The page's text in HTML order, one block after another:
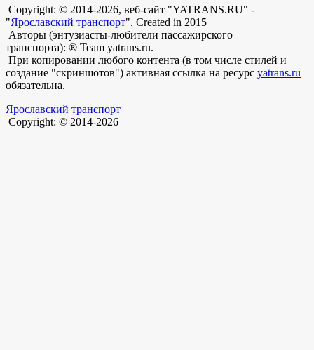
Copyright: © 2014-2026, веб-сайт "YATRANS.RU" -
"Ярославский транспорт". Created in 2015
Авторы (энтузиасты-любители пассажирского
транспорта): ® Team yatrans.ru.
При копировании любого контента (в том числе стилей и
создание "скриншотов") активная ссылка на ресурс yatrans.ru
обязательна.
Ярославский транспорт
Copyright: © 2014-2026